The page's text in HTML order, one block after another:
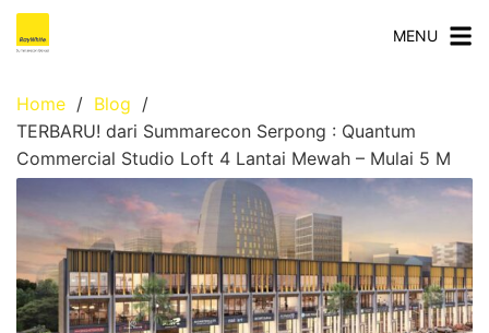
MENU
Home
Blog
TERBARU! dari Summarecon Serpong : Quantum
Commercial Studio Loft 4 Lantai Mewah – Mulai 5 M